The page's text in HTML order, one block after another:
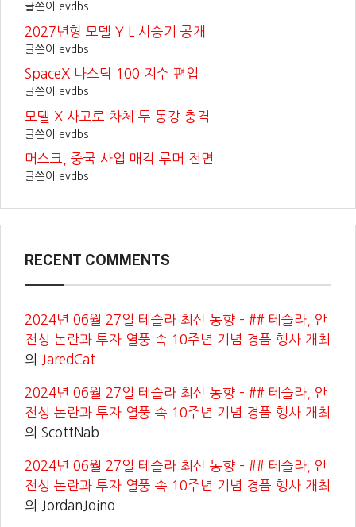
글쓴이 evdbs
2027년형 모델 Y L 시승기 공개
글쓴이 evdbs
SpaceX 나스닥 100 지수 편입
글쓴이 evdbs
모델 X 사고로 차체 두 동강 충격
글쓴이 evdbs
머스크, 중국 사업 매각 루머 전면
글쓴이 evdbs
RECENT COMMENTS
2024년 06월 27일 테슬라 최신 동향 – ## 테슬라, 안
전성 논란과 투자 열풍 속 10주년 기념 경품 행사 개최
의
JaredCat
2024년 06월 27일 테슬라 최신 동향 – ## 테슬라, 안
전성 논란과 투자 열풍 속 10주년 기념 경품 행사 개최
의 ScottNab
2024년 06월 27일 테슬라 최신 동향 – ## 테슬라, 안
전성 논란과 투자 열풍 속 10주년 기념 경품 행사 개최
의
JordanJoino